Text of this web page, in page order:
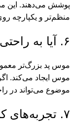
پوشش می‌دهند. این
منظم‌تر و یکپارچه
۶. آیا به راحتی اهمیت می‌دهید؟
موس پد بزرگ‌تر
موس ایجاد می‌کند.
موضوع می‌تواند در
۷. تجربه‌های کاربران حرفه‌ای